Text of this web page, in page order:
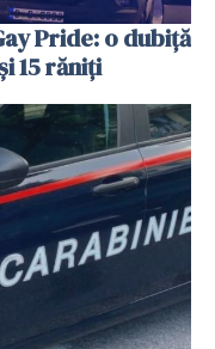
Pride: o dubiță
15 răniți